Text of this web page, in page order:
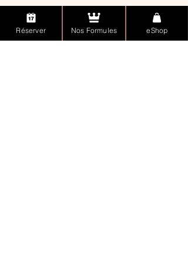
Offrez du Yoga avec nos Cartes Cadeau
Offrez un cours (voire 10!), des accessoires
Réserver Nos Formules eShop